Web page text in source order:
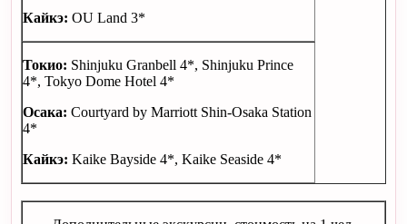
Кайкэ: OU Land 3*
Токио: Shinjuku Granbell 4*, Shinjuku Prince
4*, Tokyo Dome Hotel 4*
Осака: Courtyard by Marriott Shin-Osaka Station
4*
Кайкэ: Kaike Bayside 4*, Kaike Seaside 4*